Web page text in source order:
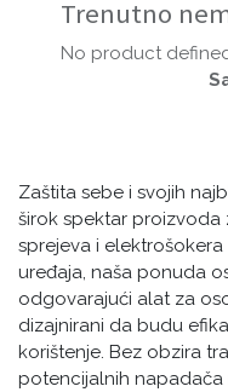
Trenutno
No product
Zaštita sebe i svojih
širok spektar proizvoda
sprejeva i
uređaja, naša ponuda
odgovarajući alat za
dizajnirani da budu
korištenje. Bez obzira
potencijalnih napadača